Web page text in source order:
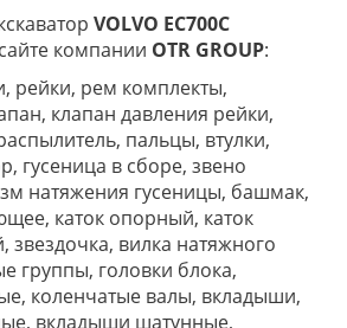
VOLVO EC700C
компании OTR GROUP:
рейки, рем комплекты,
клапан давления рейки,
пальцы, втулки,
гусеница в сборе, звено
натяжения гусеницы, башмак,
каток опорный, каток
вилка натяжного
группы, головки блока,
коленчатые валы, вкладыши,
вкладыши шатунные,